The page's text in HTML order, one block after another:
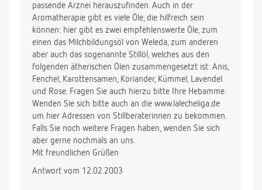
passende Arznei herauszufinden. Auch in der
Aromatherapie gibt es viele Öle, die hilfreich sein
können: hier gibt es zwei empfehlenswerte Öle, zum
einen das Milchbildungsöl von Weleda, zum anderen
aber auch das sogenannte Stillöl, welches aus den
folgenden ätherischen Ölen zusammengesetzt ist: Anis,
Fenchel, Karottensamen, Koriander, Kümmel, Lavendel
und Rose. Fragen Sie auch hierzu bitte Ihre Hebamme.
Wenden Sie sich bitte auch an die www.lalecheliga.de
um hier Adressen von Stillberaterinnen zu bekommen.
Falls Sie noch weitere Fragen haben, wenden Sie sich
aber gerne nochmals an uns.
Mit freundlichen Grüßen
Antwort vom 12.02.2003